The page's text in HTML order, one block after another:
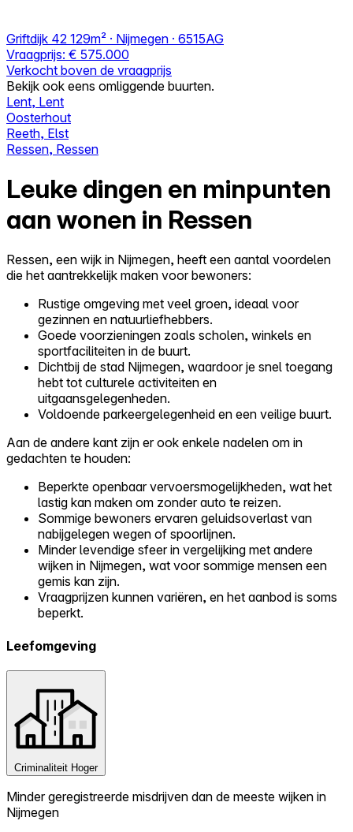
Griftdijk 42 129m² · Nijmegen · 6515AG
Vraagprijs: € 575.000
Verkocht boven de vraagprijs
Bekijk ook eens omliggende buurten.
Lent, Lent
Oosterhout
Reeth, Elst
Ressen, Ressen
Leuke dingen en minpunten
aan wonen in Ressen
Ressen, een wijk in Nijmegen, heeft een aantal voordelen
die het aantrekkelijk maken voor bewoners:
Rustige omgeving met veel groen, ideaal voor
gezinnen en natuurliefhebbers.
Goede voorzieningen zoals scholen, winkels en
sportfaciliteiten in de buurt.
Dichtbij de stad Nijmegen, waardoor je snel toegang
hebt tot culturele activiteiten en
uitgaansgelegenheden.
Voldoende parkeergelegenheid en een veilige buurt.
Aan de andere kant zijn er ook enkele nadelen om in
gedachten te houden:
Beperkte openbaar vervoersmogelijkheden, wat het
lastig kan maken om zonder auto te reizen.
Sommige bewoners ervaren geluidsoverlast van
nabijgelegen wegen of spoorlijnen.
Minder levendige sfeer in vergelijking met andere
wijken in Nijmegen, wat voor sommige mensen een
gemis kan zijn.
Vraagprijzen kunnen variëren, en het aanbod is soms
beperkt.
Leefomgeving
Criminaliteit Hoger
Minder geregistreerde misdrijven dan de meeste wijken in
Nijmegen